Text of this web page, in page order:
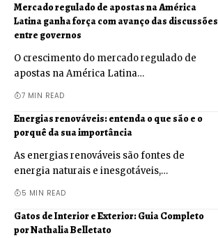
Mercado regulado de apostas na América
Latina ganha força com avanço das discussões
entre governos
O crescimento do mercado regulado de
apostas na América Latina…
7 MIN READ
Energias renováveis: entenda o que são e o
porquê da sua importância
As energias renováveis são fontes de
energia naturais e inesgotáveis,…
5 MIN READ
Gatos de Interior e Exterior: Guia Completo
por Nathalia Belletato